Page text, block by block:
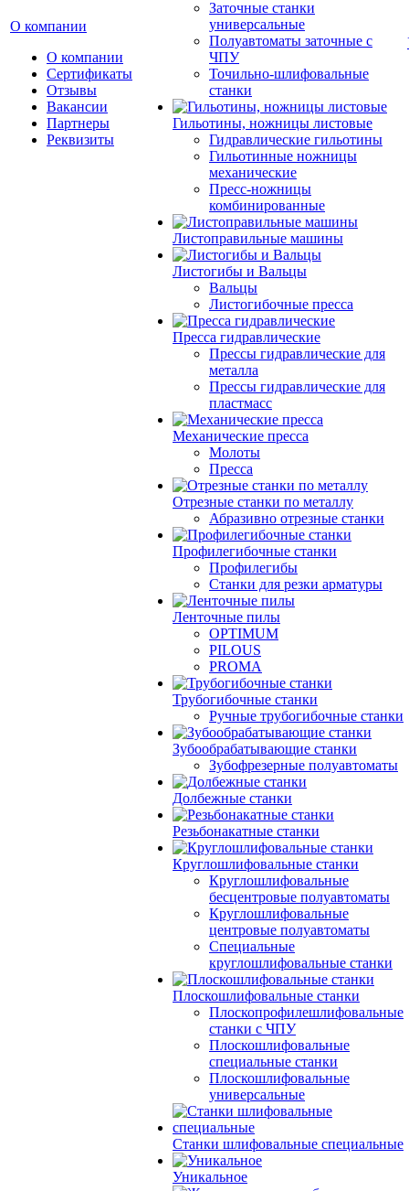
О компании
О компании
Сертификаты
Отзывы
Вакансии
Партнеры
Реквизиты
Заточные станки
универсальные
Полуавтоматы заточные с
ЧПУ
Точильно-шлифовальные
станки
Гильотины, ножницы листовые
Гидравлические гильотины
Гильотинные ножницы
механические
Пресс-ножницы
комбинированные
Листоправильные машины
Листогибы и Вальцы
Вальцы
Листогибочные пресса
Пресса гидравлические
Прессы гидравлические для
металла
Прессы гидравлические для
пластмасс
Механические пресса
Молоты
Пресса
Отрезные станки по металлу
Абразивно отрезные станки
Профилегибочные станки
Профилегибы
Станки для резки арматуры
Ленточные пилы
OPTIMUM
PILOUS
PROMA
Трубогибочные станки
Ручные трубогибочные станки
Зубообрабатывающие станки
Зубофрезерные полуавтоматы
Долбежные станки
Резьбонакатные станки
Круглошлифовальные станки
Круглошлифовальные
бесцентровые полуавтоматы
Круглошлифовальные
центровые полуавтоматы
Специальные
круглошлифовальные станки
Плоскошлифовальные станки
Плоскопрофилешлифовальные
станки с ЧПУ
Плоскошлифовальные
специальные станки
Плоскошлифовальные
универсальные
Станки шлифовальные специальные
Уникальное